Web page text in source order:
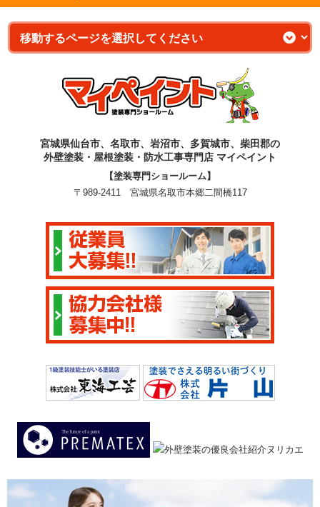
宮城県仙台市、名取市、岩沼市、多賀城市、柴田郡の
外壁塗装・屋根塗装・防水工事専門店 マイペイント
【塗装専門ショールーム】
〒989-2411 宮城県名取市本郷二間橋117